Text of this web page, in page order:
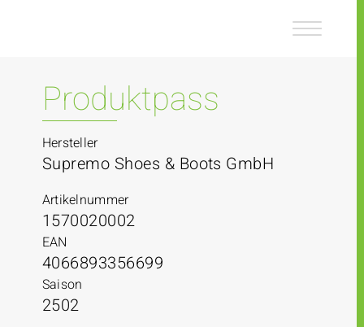
Produktpass
Hersteller
Supremo Shoes & Boots GmbH
Artikelnummer
1570020002
EAN
4066893356699
Saison
2502